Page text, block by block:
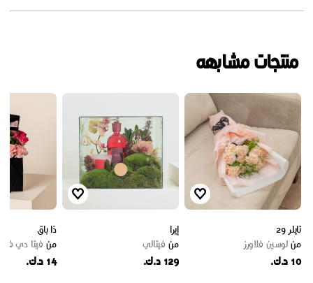
منتجات مشابهه
تايلر 29
من لوسين فلاورز
10 د.ك.
إيرا
من فيتالي
129 د.ك.
ذا باق
من فيتا دي
14 د.ك.